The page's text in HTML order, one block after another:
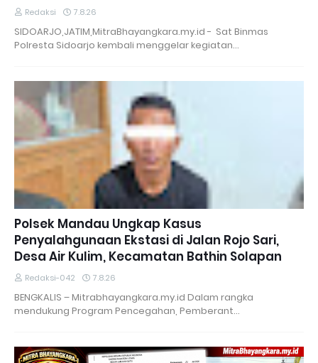
Redaksi 7.8.26
SIDOARJO,JATIM,MitraBhayangkara.my.id - Sat Binmas
Polresta Sidoarjo kembali menggelar kegiatan…
Polsek Mandau Ungkap Kasus
Penyalahgunaan Ekstasi di Jalan Rojo Sari,
Desa Air Kulim, Kecamatan Bathin Solapan
Redaksi-042 7.8.26
BENGKALIS – Mitrabhayangkara.my.id Dalam rangka
mendukung Program Pencegahan, Pemberant…